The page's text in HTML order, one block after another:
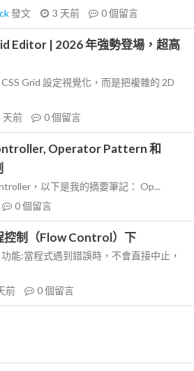
發文 3 天前 0個留言
Editor | 2026 年強勢登場，超高
Grid 設定視覺化，而是把複雜的 2D
天前 0個留言
Operator Pattern 和
，以下是我的摘要筆記： Op...
0個留言
控制（Flow Control）下
能:當程式遇到錯誤時，不會直接中止，
前 0個留言